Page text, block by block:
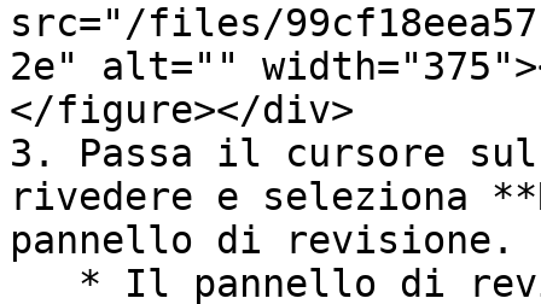
src="/files/
2e" alt=""
</figure></div>
3. Passa il cursore
rivedere e seleziona
pannello di revisione.